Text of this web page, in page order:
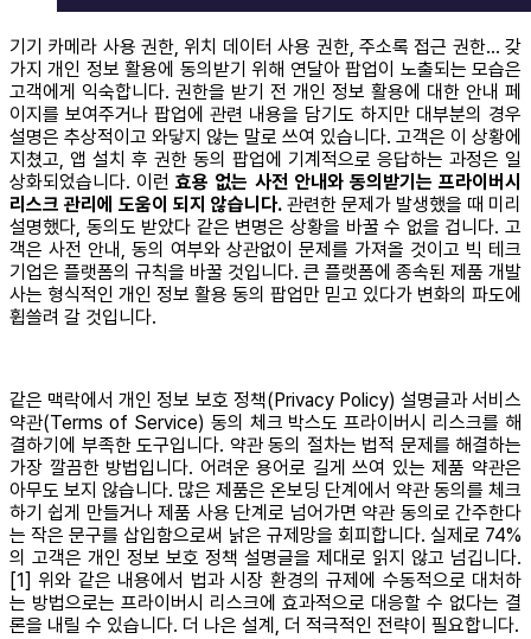
기기 카메라 사용 권한, 위치 데이터 사용 권한, 주소록 접근 권한… 갖
가지 개인 정보 활용에 동의받기 위해 연달아 팝업이 노출되는 모습은
고객에게 익숙합니다. 권한을 받기 전 개인 정보 활용에 대한 안내 페
이지를 보여주거나 팝업에 관련 내용을 담기도 하지만 대부분의 경우
설명은 추상적이고 와닿지 않는 말로 쓰여 있습니다. 고객은 이 상황에
지쳤고, 앱 설치 후 권한 동의 팝업에 기계적으로 응답하는 과정은 일
상화되었습니다. 이런효용 없는 사전 안내와 동의받기는 프라이버시
리스크 관리에 도움이 되지 않습니다. 관련한 문제가 발생했을 때 미리
설명했다, 동의도 받았다 같은 변명은 상황을 바꿀 수 없을 겁니다. 고
객은 사전 안내, 동의 여부와 상관없이 문제를 가져올 것이고 빅 테크
기업은 플랫폼의 규칙을 바꿀 것입니다. 큰 플랫폼에 종속된 제품 개발
사는 형식적인 개인 정보 활용 동의 팝업만 믿고 있다가 변화의 파도에
휩쓸려 갈 것입니다.
같은 맥락에서 개인 정보 보호 정책(Privacy Policy) 설명글과 서비스
약관(Terms of Service) 동의 체크 박스도 프라이버시 리스크를 해
결하기에 부족한 도구입니다. 약관 동의 절차는 법적 문제를 해결하는
가장 깔끔한 방법입니다. 어려운 용어로 길게 쓰여 있는 제품 약관은
아무도 보지 않습니다. 많은 제품은 온보딩 단계에서 약관 동의를 체크
하기 쉽게 만들거나 제품 사용 단계로 넘어가면 약관 동의로 간주한다
는 작은 문구를 삽입함으로써 낡은 규제망을 회피합니다. 실제로 74%
의 고객은 개인 정보 보호 정책 설명글을 제대로 읽지 않고 넘깁니다.
[1] 위와 같은 내용에서 법과 시장 환경의 규제에 수동적으로 대처하
는 방법으로는 프라이버시 리스크에 효과적으로 대응할 수 없다는 결
론을 내릴 수 있습니다. 더 나은 설계, 더 적극적인 전략이 필요합니다.